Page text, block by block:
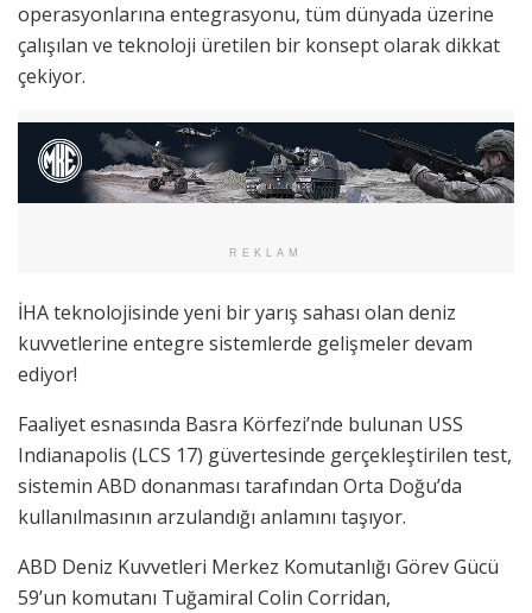
operasyonlarına entegrasyonu, tüm dünyada üzerine
çalışılan ve teknoloji üretilen bir konsept olarak dikkat
çekiyor.
REKLAM
İHA teknolojisinde yeni bir yarış sahası olan deniz
kuvvetlerine entegre sistemlerde gelişmeler devam
ediyor!
Faaliyet esnasında Basra Körfezi’nde bulunan USS
Indianapolis (LCS 17) güvertesinde gerçekleştirilen test,
sistemin ABD donanması tarafından Orta Doğu’da
kullanılmasının arzulandığı anlamını taşıyor.
ABD Deniz Kuvvetleri Merkez Komutanlığı Görev Gücü
59’un komutanı Tuğamiral Colin Corridan,